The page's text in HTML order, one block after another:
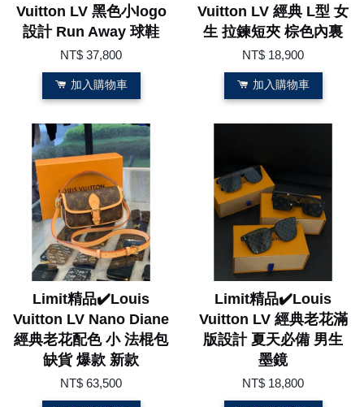
Vuitton LV 黑色小logo
設計 Run Away 球鞋
NT$ 37,800
加入購物車
Vuitton LV 經典 L型 女
生 拉鍊短夾 棕色內裏
NT$ 18,900
加入購物車
Limit精品✔️Louis
Vuitton LV Nano Diane
經典老花配色 小 法棍包
缺貨 爆款 新款
NT$ 63,500
Limit精品✔️Louis
Vuitton LV 經典老花滿
版設計 夏天必備 男生
墨鏡
NT$ 18,800